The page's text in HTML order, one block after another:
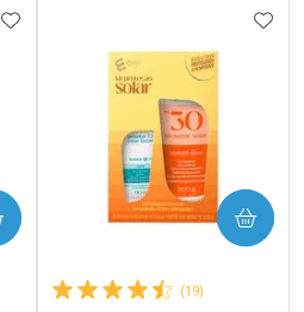
ADICIONAR AOS FAVORITOS
(19)
COMPRAR